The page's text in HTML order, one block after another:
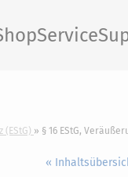
Service
(EStG) § 16 EStG,
«